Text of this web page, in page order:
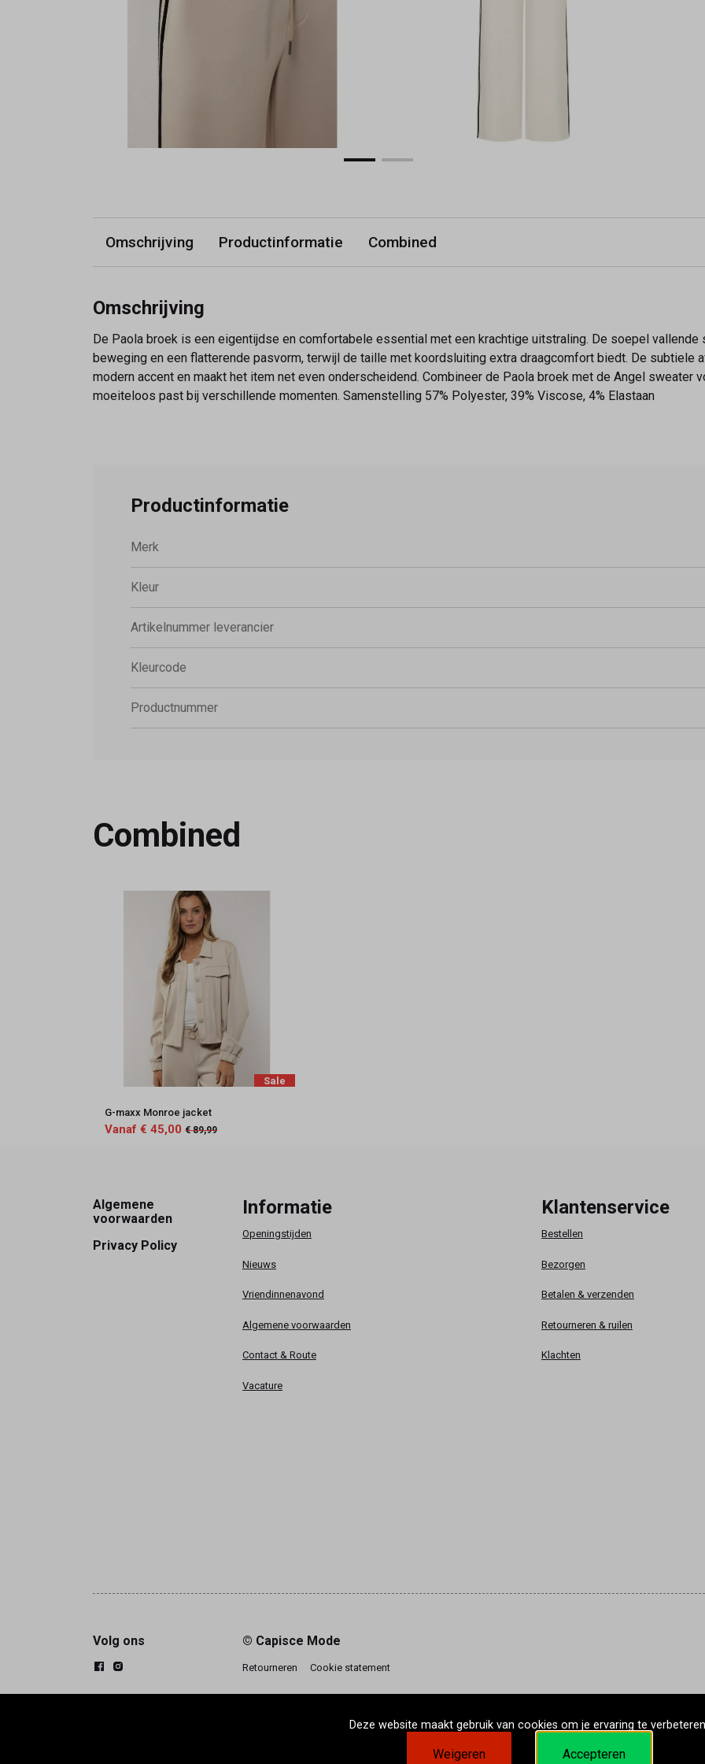
Omschrijving Productinformatie Combined
Omschrijving
De Paola broek is een eigentijdse en comfortabele essential met een krachtige uitstraling. De soepel
beweging en een flatterende pasvorm, terwijl de taille met koordsluiting extra draagcomfort biedt. De subtiele
modern accent en maakt het item net even onderscheidend. Combineer de Paola broek met de Angel sweater
moeiteloos past bij verschillende momenten. Samenstelling 57% Polyester, 39% Viscose, 4% Elastaan
Productinformatie
Merk
Kleur
Artikelnummer leverancier
Kleurcode
Productnummer
Combined
Sale
G-maxx Monroe jacket
Vanaf € 45,00 € 89,99
Footer
Algemene
voorwaarden
Privacy Policy
Informatie
Openingstijden
Nieuws
Vriendinnenavond
Algemene voorwaarden
Contact & Route
Vacature
Klantenservice
Bestellen
Bezorgen
Betalen & verzenden
Retourneren & ruilen
Klachten
Volg ons © Capisce Mode
Retourneren Cookie statement
Deze website maakt gebruik van cookies om je ervaring te
Weigeren Accepteren